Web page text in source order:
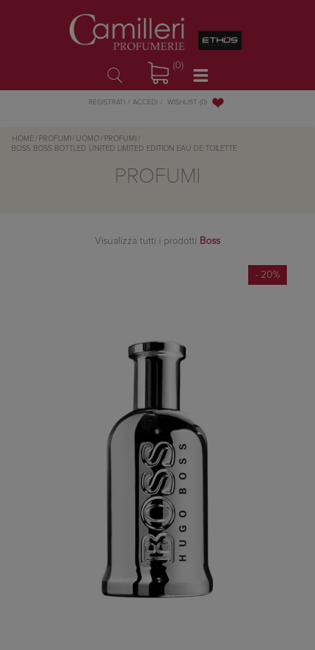
(0)
REGISTRATI ACCEDI WISHLIST (0)
HOME / PROFUMI / UOMO / PROFUMI /
BOSS BOSS BOTTLED UNITED LIMITED EDITION EAU DE TOILETTE
PROFUMI
Visualizza tutti i prodotti Boss
- 20%